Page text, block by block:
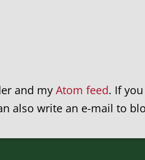
and my Atom feed. If
also write an e-mail to